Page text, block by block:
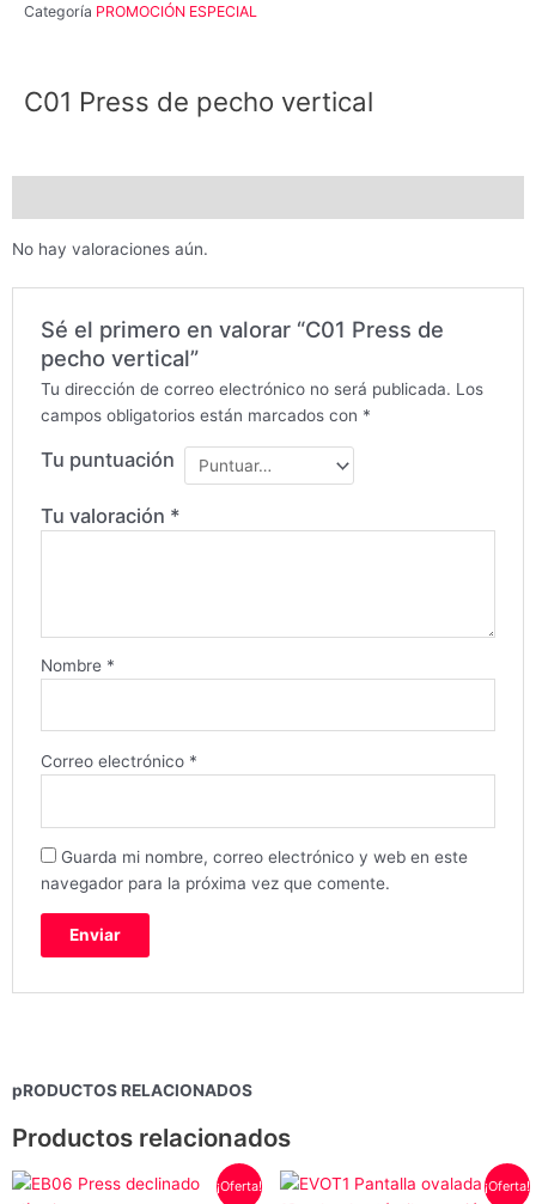
Categoría PROMOCIÓN ESPECIAL
pRODUCTOS RELACIONADOS
Productos relacionados
¡Oferta!
El
El
¡Oferta!
El
El
C01 Press de pecho vertical
No hay valoraciones aún.
Sé el primero en valorar “C01 Press de
pecho vertical”
Tu dirección de correo electrónico no será publicada. Los
campos obligatorios están marcados con *
Tu puntuación
Tu valoración *
Nombre *
Correo electrónico *
Guarda mi nombre, correo electrónico y web en este
navegador para la próxima vez que comente.